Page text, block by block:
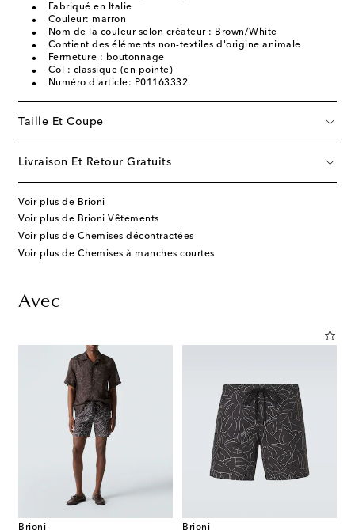
Fabriqué en Italie
Couleur: marron
Nom de la couleur selon créateur : Brown/White
Contient des éléments non-textiles d'origine animale
Fermeture : boutonnage
Col : classique (en pointe)
Numéro d'article: P01163332
Taille Et Coupe
Livraison Et Retour Gratuits
Voir plus de Brioni
Voir plus de Brioni Vêtements
Voir plus de Chemises décontractées
Voir plus de Chemises à manches courtes
Avec
Brioni Brioni